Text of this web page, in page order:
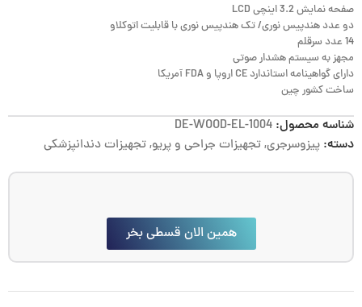
صفحه نمایش 3.2 اینچی LCD
دو عدد هندپیس نوری/ تک هندپیس نوری با قابلیت اتوکلاو
14 عدد سرقلم
مجهز به سیستم هشدار صوتی
دارای گواهینامه استاندارد CE اروپا و FDA آمریکا
ساخت کشور چین
شناسه محصول: DE-WOOD-EL-1004
دسته: پیزوسرجری,تجهیزات جراحی و پریو,تجهیزات دندانپزشکی
همین الان قسطی بخر